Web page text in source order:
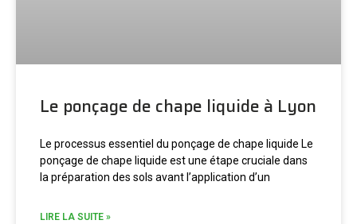
Le ponçage de chape liquide à Lyon
Le processus essentiel du ponçage de chape liquide Le
ponçage de chape liquide est une étape cruciale dans
la préparation des sols avant l’application d’un
LIRE LA SUITE »